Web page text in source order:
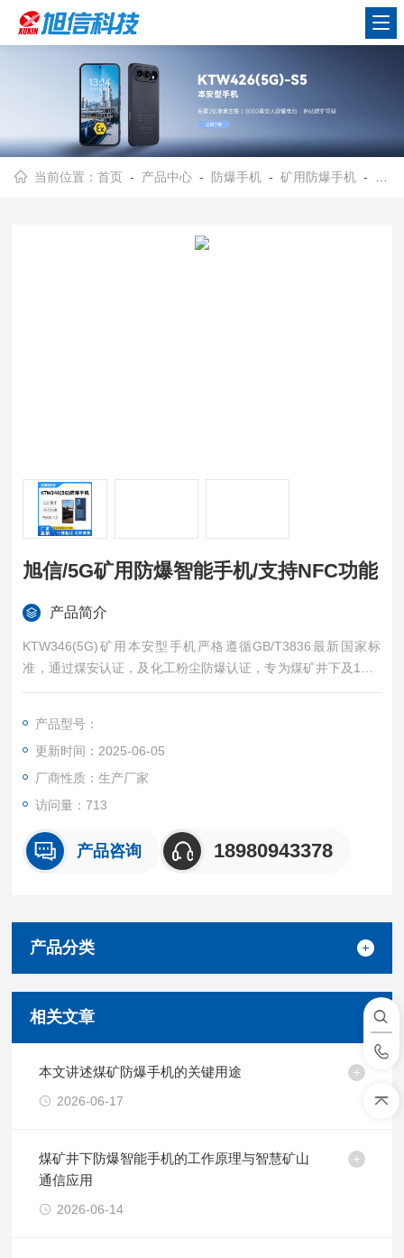
当前位置：首页 - 产品中心 - 防爆手机 -矿用防爆手机 - 旭信/5G矿用防爆智能手机/支持NFC功能
旭信/5G矿用防爆智能手机/支持NFC功能
产品简介
KTW346(5G)矿用本安型手机严格遵循GB/T3836最新国家标
准，通过煤安认证，及化工粉尘防爆认证，专为煤矿井下及1、2
区，IIA/IIB/IIC类气体环境设计，搭载八核处理器与5G全网通功
工安全作业的智能守护者。旭信/5G矿用防爆智能手机/支持NFC
功能
产品型号：
更新时间：2025-06-05
厂商性质：生产厂家
访问量：713
产品咨询 18980943378
产品分类
相关文章
本文讲述煤矿防爆手机的关键用途
2026-06-17
煤矿井下防爆智能手机的工作原理与智慧矿山
通信应用
2026-06-14